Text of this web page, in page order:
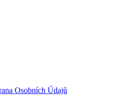
Osobních Údajů